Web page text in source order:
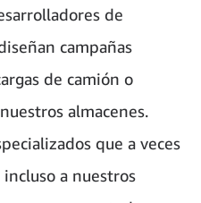
de
campañas
de camión o
almacenes.
que a veces
a nuestros